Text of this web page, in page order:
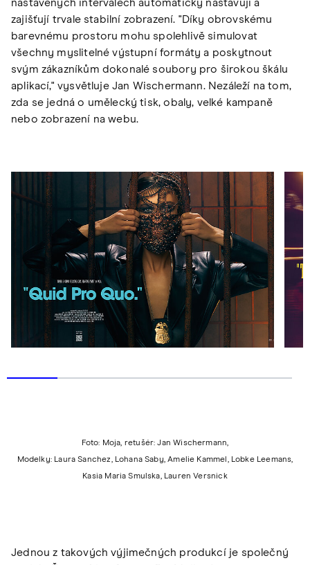
nastavených intervalech automaticky nastavují a
zajišťují trvale stabilní zobrazení. "Díky obrovskému
barevnému prostoru mohu spolehlivě simulovat
všechny myslitelné výstupní formáty a poskytnout
svým zákazníkům dokonalé soubory pro širokou škálu
aplikací," vysvětluje Jan Wischermann. Nezáleží na tom,
zda se jedná o umělecký tisk, obaly, velké kampaně
nebo zobrazení na webu.
Foto: Moja, retušér: Jan Wischermann,
Modelky: Laura Sanchez, Lohana Saby, Amelie Kammel, Lobke Leemans,
Kasia Maria Smulska, Lauren Versnick
Jednou z takových výjimečných produkcí je společný